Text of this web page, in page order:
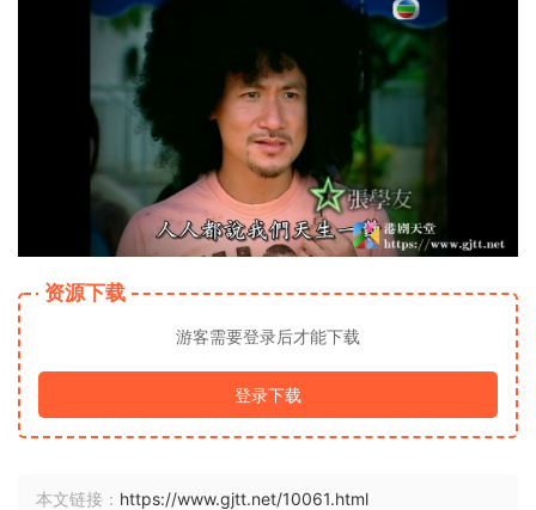
资源下载
游客需要登录后才能下载
登录下载
本文链接： https://www.gjtt.net/10061.html